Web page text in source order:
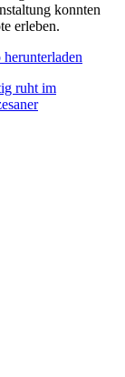
konnten
erleben.
ruht im